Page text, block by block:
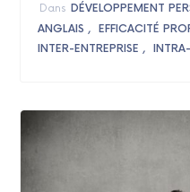
Dans DÉVELOPPEMENT
ANGLAIS
EFFICACITÉ
INTER-ENTREPRISE